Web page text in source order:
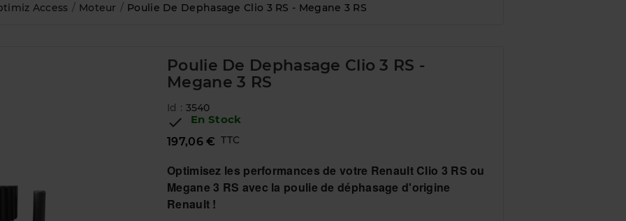
Access Moteur Poulie De Dephasage Clio 3 RS - Megane 3 RS
Poulie De Dephasage Clio 3 RS -
Megane 3 RS
Id : 3540

En Stock
197,06 € TTC
Optimisez les performances de votre Renault Clio 3 RS ou
Megane 3 RS avec la poulie de déphasage d'origine
Renault !